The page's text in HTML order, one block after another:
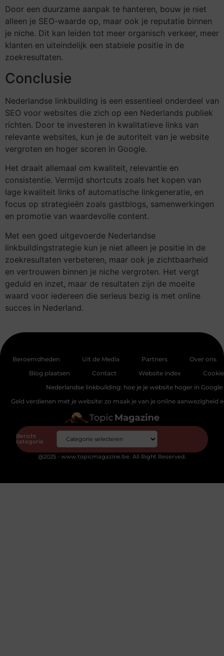
Door een duurzame aanpak te hanteren, bouw je niet
alleen je SEO-waarde op, maar ook je reputatie binnen
je niche. Dit kan leiden tot meer organisch verkeer, meer
klanten en uiteindelijk een stabiele positie in de
zoekresultaten.
Conclusie
Nederlandse linkbuilding is een essentieel onderdeel van
SEO voor websites die zich op een Nederlands publiek
richten. Door te investeren in kwalitatieve links van
relevante websites, kun je de autoriteit van je website
vergroten en hoger scoren in Google.
Het draait allemaal om kwaliteit, relevantie en
consistentie. Vermijd shortcuts zoals het kopen van
lage kwaliteit links of automatische linkgeneratie, en
focus op strategieën zoals gastblogs, samenwerkingen
en promotie van waardevolle content.
Met een goed uitgevoerde Nederlandse
linkbuildingstrategie kun je niet alleen je positie in de
zoekresultaten verbeteren, maar ook je zichtbaarheid
en vertrouwen binnen je niche vergroten. Het vergt
geduld en inzet, maar de resultaten zijn de moeite
waard voor iedereen die serieus bezig is met online
succes in Nederland.
Beroemdheden Uit de Media Partners
Over ons
Blog plaatsen
Contact Website index
Nederlandse linkbuilding: hoe je je website hoger in
Geld verdienen met je website: zo maak je van je online aanwezigheid
Bericht
categorie
@2025 - www.topicmagazine.be. All Right Reserved.